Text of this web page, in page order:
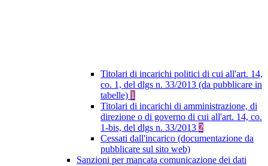
Titolari di incarichi politici di cui all'art. 14,
co. 1, del dlgs n. 33/2013 (da pubblicare in
tabelle) 1
Titolari di incarichi di amministrazione, di
direzione o di governo di cui all'art. 14, co.
1-bis, del dlgs n. 33/2013 2
Cessati dall'incarico (documentazione da
pubblicare sul sito web)
Sanzioni per mancata comunicazione dei dati